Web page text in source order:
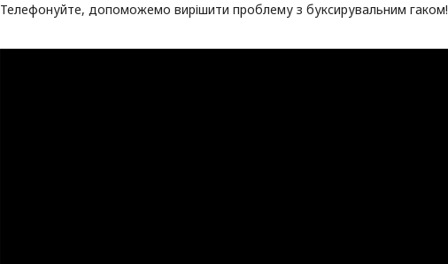
Телефонуйте, допоможемо вирішити проблему з буксирувальним гаком!